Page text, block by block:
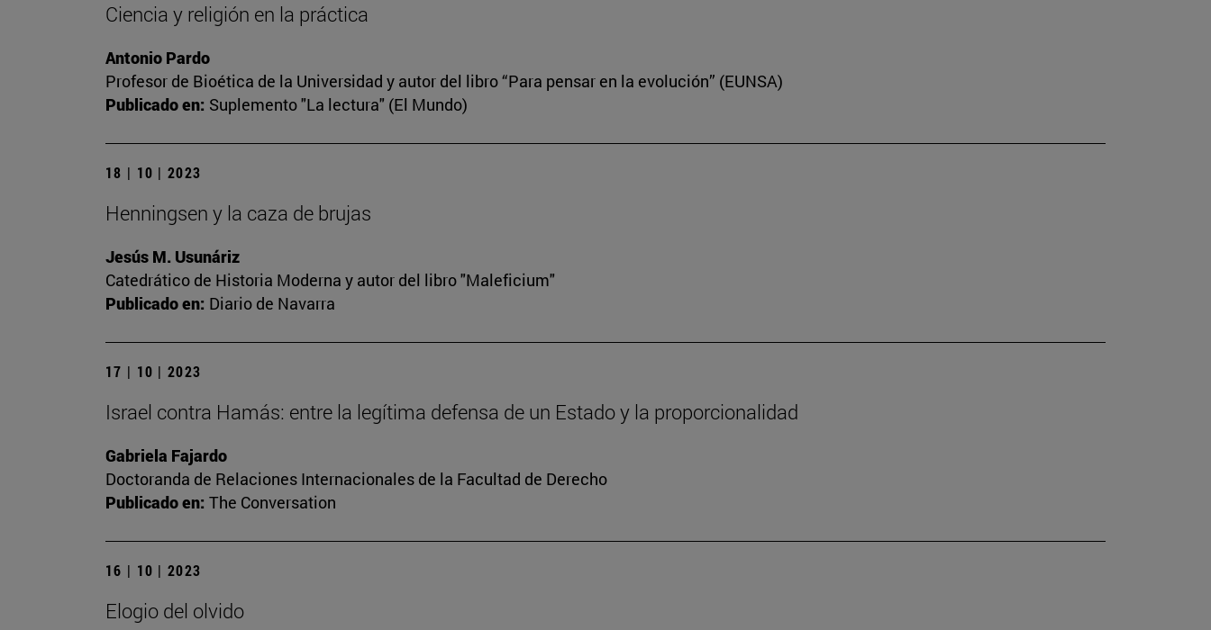
Ciencia y religión en la práctica
Antonio Pardo
Profesor de Bioética de la Universidad y autor del libro “Para pensar en la evolución” (EUNSA)
Publicado en: Suplemento "La lectura" (El Mundo)
18 | 10 | 2023
Henningsen y la caza de brujas
Jesús M. Usunáriz
Catedrático de Historia Moderna y autor del libro "Maleficium"
Publicado en: Diario de Navarra
17 | 10 | 2023
Israel contra Hamás: entre la legítima defensa de un Estado y la proporcionalidad
Gabriela Fajardo
Doctoranda de Relaciones Internacionales de la Facultad de Derecho
Publicado en: The Conversation
16 | 10 | 2023
Elogio del olvido